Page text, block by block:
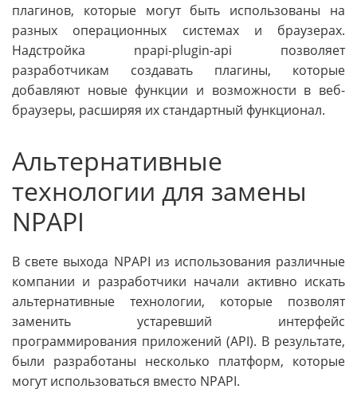
плагинов, которые могут быть использованы на
разных операционных системах и браузерах.
Надстройка npapi-plugin-api позволяет
разработчикам создавать плагины, которые
добавляют новые функции и возможности в веб-
браузеры, расширяя их стандартный функционал.
Альтернативные
технологии для замены
NPAPI
В свете выхода NPAPI из использования различные
компании и разработчики начали активно искать
альтернативные технологии, которые позволят
заменить устаревший интерфейс
программирования приложений (API). В результате,
были разработаны несколько платформ, которые
могут использоваться вместо NPAPI.